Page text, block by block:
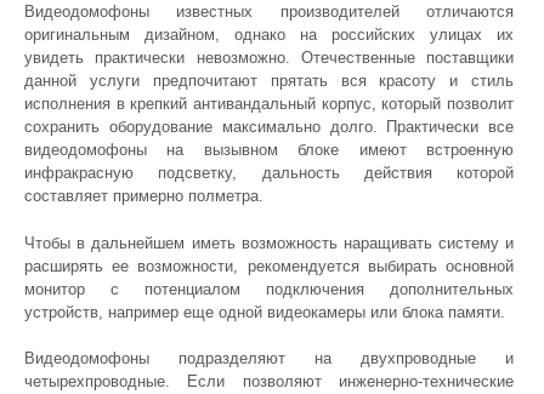
Видеодомофоны известных производителей отличаются
оригинальным дизайном, однако на российских улицах их
увидеть практически невозможно. Отечественные поставщики
данной услуги предпочитают прятать вся красоту и стиль
исполнения в крепкий антивандальный корпус, который позволит
сохранить оборудование максимально долго. Практически все
видеодомофоны на вызывном блоке имеют встроенную
инфракрасную подсветку, дальность действия которой
составляет примерно полметра.
Чтобы в дальнейшем иметь возможность наращивать систему и
расширять ее возможности, рекомендуется выбирать основной
монитор с потенциалом подключения дополнительных
устройств, например еще одной видеокамеры или блока памяти.
Видеодомофоны подразделяют на двухпроводные и
четырехпроводные. Если позволяют инженерно-технические